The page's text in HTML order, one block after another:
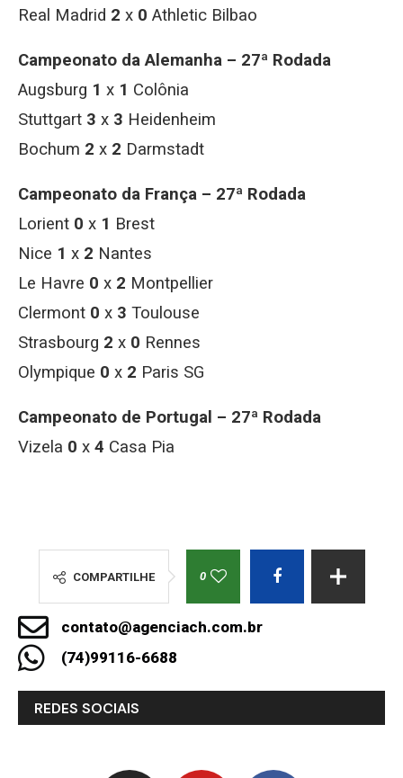
Real Madrid 2 x 0 Athletic Bilbao
Campeonato da Alemanha – 27ª Rodada
Augsburg 1 x 1 Colônia
Stuttgart 3 x 3 Heidenheim
Bochum 2 x 2 Darmstadt
Campeonato da França – 27ª Rodada
Lorient 0 x 1 Brest
Nice 1 x 2 Nantes
Le Havre 0 x 2 Montpellier
Clermont 0 x 3 Toulouse
Strasbourg 2 x 0 Rennes
Olympique 0 x 2 Paris SG
Campeonato de Portugal – 27ª Rodada
Vizela 0 x 4 Casa Pia
COMPARTILHE 0
contato@agenciach.com.br
(74)99116-6688
REDES SOCIAIS